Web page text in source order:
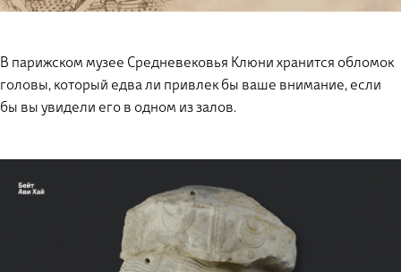
В парижском музее Средневековья Клюни хранится обломок
головы, который едва ли привлек бы ваше внимание, если
бы вы увидели его в одном из залов.